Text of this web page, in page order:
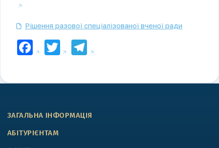
Рішення разової спеціалізованої вченої ради
Facebook
TwitterTelegram
ЗАГАЛЬНА ІНФОРМАЦІЯ
АБІТУРІЄНТАМ